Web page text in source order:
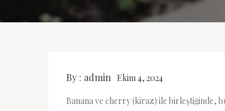
By : admin Ekim 4, 2024
Banana ve cherry (kiraz) ile birleştiğinde,